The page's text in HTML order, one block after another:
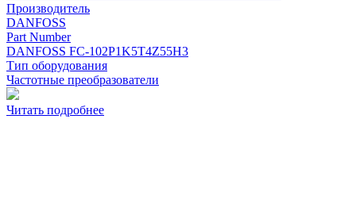
Производитель
DANFOSS
Part Number
DANFOSS FC-102P1K5T4Z55H3
Тип оборудования
Частотные преобразователи
Читать подробнее